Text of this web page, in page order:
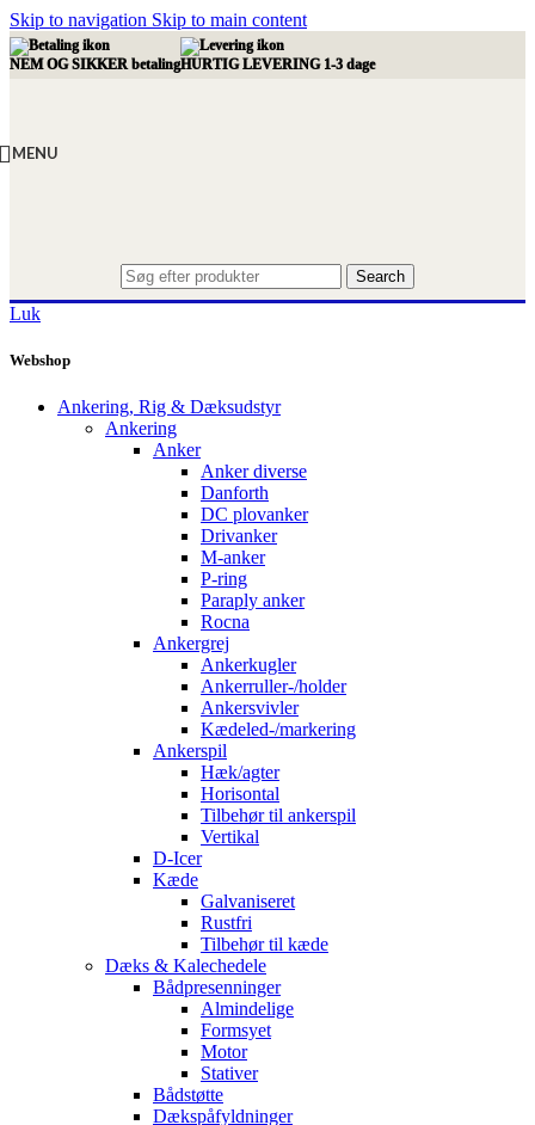
Skip to navigation Skip to main content
NEM OG SIKKER betalingHURTIG LEVERING 1-3 dage
MENU
Search
Luk
Webshop
Ankering, Rig & Dæksudstyr
Ankering
Anker
Anker diverse
Danforth
DC plovanker
Drivanker
M-anker
P-ring
Paraply anker
Rocna
Ankergrej
Ankerkugler
Ankerruller-/holder
Ankersvivler
Kædeled-/markering
Ankerspil
Hæk/agter
Horisontal
Tilbehør til ankerspil
Vertikal
D-Icer
Kæde
Galvaniseret
Rustfri
Tilbehør til kæde
Dæks & Kalechedele
Bådpresenninger
Almindelige
Formsyet
Motor
Stativer
Bådstøtte
Dækspåfyldninger